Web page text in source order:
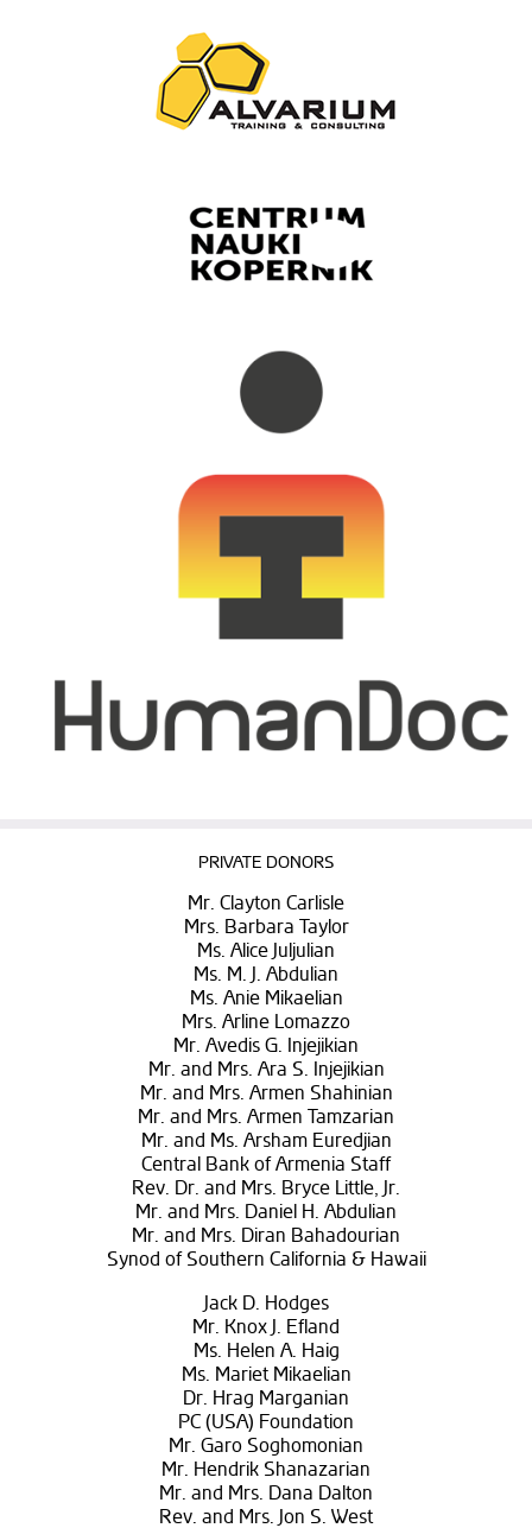
PRIVATE DONORS
Mr. Clayton Carlisle
Mrs. Barbara Taylor
Ms. Alice Juljulian
Ms. M. J. Abdulian
Ms. Anie Mikaelian
Mrs. Arline Lomazzo
Mr. Avedis G. Injejikian
Mr. and Mrs. Ara S. Injejikian
Mr. and Mrs. Armen Shahinian
Mr. and Mrs. Armen Tamzarian
Mr. and Ms. Arsham Euredjian
Central Bank of Armenia Staff
Rev. Dr. and Mrs. Bryce Little, Jr.
Mr. and Mrs. Daniel H. Abdulian
Mr. and Mrs. Diran Bahadourian
Synod of Southern California & Hawaii
Jack D. Hodges
Mr. Knox J. Efland
Ms. Helen A. Haig
Ms. Mariet Mikaelian
Dr. Hrag Marganian
PC (USA) Foundation
Mr. Garo Soghomonian
Mr. Hendrik Shanazarian
Mr. and Mrs. Dana Dalton
Rev. and Mrs. Jon S. West